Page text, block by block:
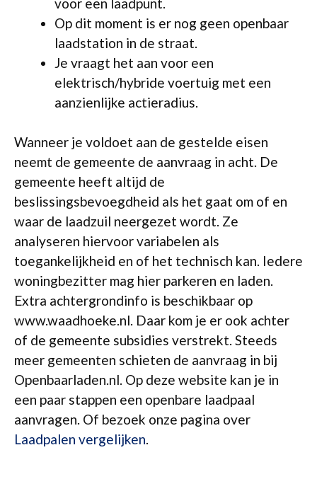
Op dit moment is er nog geen openbaar
laadstation in de straat.
Je vraagt het aan voor een
elektrisch/hybride voertuig met een
aanzienlijke actieradius.
Wanneer je voldoet aan de gestelde eisen
neemt de gemeente de aanvraag in acht. De
gemeente heeft altijd de
beslissingsbevoegdheid als het gaat om of en
waar de laadzuil neergezet wordt. Ze
analyseren hiervoor variabelen als
toegankelijkheid en of het technisch kan. Iedere
woningbezitter mag hier parkeren en laden.
Extra achtergrondinfo is beschikbaar op
www.waadhoeke.nl. Daar kom je er ook achter
of de gemeente subsidies verstrekt. Steeds
meer gemeenten schieten de aanvraag in bij
Openbaarladen.nl. Op deze website kan je in
een paar stappen een openbare laadpaal
aanvragen. Of bezoek onze pagina over
Laadpalen vergelijken.